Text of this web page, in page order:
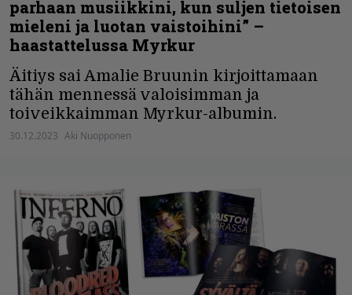
parhaan musiikkini, kun suljen tietoisen
mieleni ja luotan vaistoihini” –
haastattelussa Myrkur
Äitiys sai Amalie Bruunin kirjoittamaan
tähän mennessä valoisimman ja
toiveikkaimman Myrkur-albumin.
30.12.2023 Aki Nuopponen